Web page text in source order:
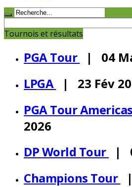
Tournois et résultats
PGA Tour
| 04
LPGA
| 23 Fév
PGA Tour Americas
2026
DP World Tour
|
Champions Tour